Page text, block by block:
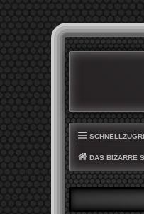
DAS BIZARRE